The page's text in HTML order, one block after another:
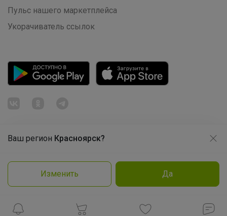
Ваш регион Красноярск?
Изменить Да
Пульс нашего маркетплейса
Укорачиватель ссылок
Политика конфиденциальности
Cоглашение пользователя
Продолжая использовать этот сайт и нажимая кнопку
Принять